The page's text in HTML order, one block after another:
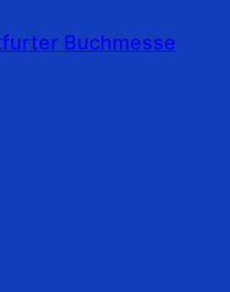
Buchmesse